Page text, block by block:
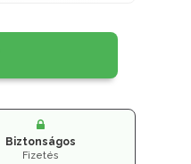
Biztonságos
Fizetés